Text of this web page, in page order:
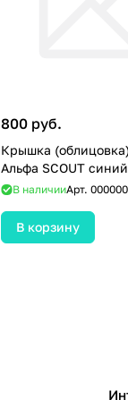
800 руб.
Крышка
Альфа SCOUT синий
В наличииАрт.
В корзину